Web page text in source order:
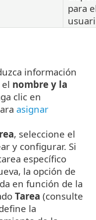
para
información
nombre y la
clic en
asignar
, seleccione el
y configurar. Si
específico
la opción de
en función de la
Tarea (consulte
la